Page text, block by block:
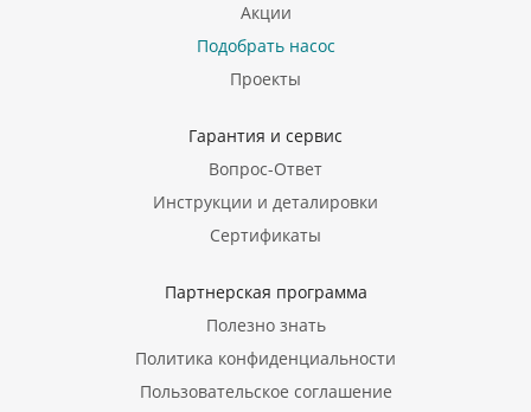
Акции
Подобрать насос
Проекты
Гарантия и сервис
Вопрос-Ответ
Инструкции и деталировки
Сертификаты
Партнерская программа
Полезно знать
Политика конфиденциальности
Пользовательское соглашение